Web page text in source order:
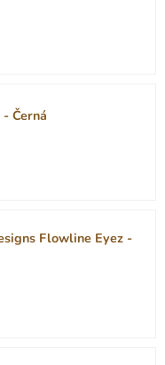
Černá
Flowline Eyez -